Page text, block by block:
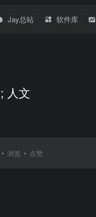
Jay总站 软件库
人文
浏览 点赞